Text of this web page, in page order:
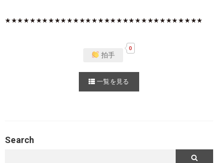
★★★★★★★★★★★★★★★★★★★★★★★★★★★★★★★★
拍手
0
一覧を見る
Search